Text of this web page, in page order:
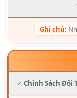
Ghi chú:
✓ Chính Sách Đối